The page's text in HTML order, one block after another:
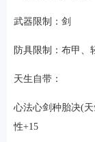
武器限制：剑
防具限制：布甲、
天生自带：
心法心剑种胎决(
性+15